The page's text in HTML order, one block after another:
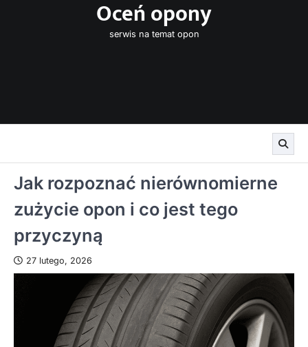
Oceń opony
serwis na temat opon
Jak rozpoznać nierównomierne
zużycie opon i co jest tego
przyczyną
27 lutego, 2026